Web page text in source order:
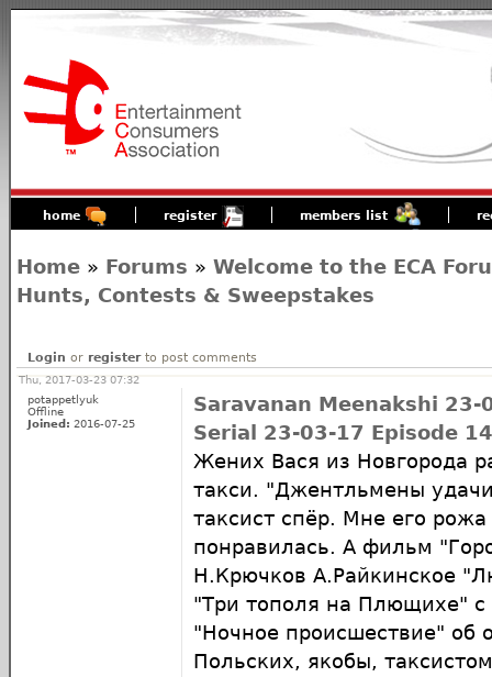
home register members list
Home » Forums » Welcome to the ECA
Hunts, Contests & Sweepstakes
Login or registerto post comments
Thu, 2017-03-23 07:32
potappetlyuk
Offline
Joined: 2016-07-25
Saravanan Meenakshi 23-
Serial 23-03-17 Episode
Жених Вася из Новгорода
такси. "Джентльмены
таксист спёр. Мне его рожа
понравилась. А фильм
Н.Крючков А.Райкинское
"Три тополя на Плющихе"
"Ночное происшествие" об
Польских, якобы, таксистом